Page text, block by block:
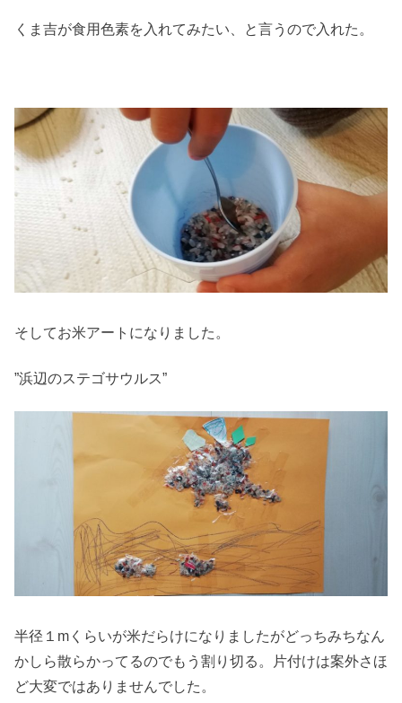
くま吉が食用色素を入れてみたい、と言うので入れた。
そしてお米アートになりました。
”浜辺のステゴサウルス”
半径１mくらいが米だらけになりましたがどっちみちなん
かしら散らかってるのでもう割り切る。片付けは案外さほ
ど大変ではありませんでした。